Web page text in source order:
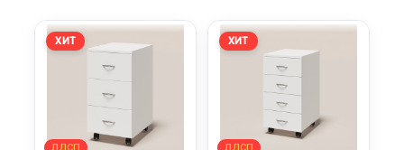
ХИТ ХИТ